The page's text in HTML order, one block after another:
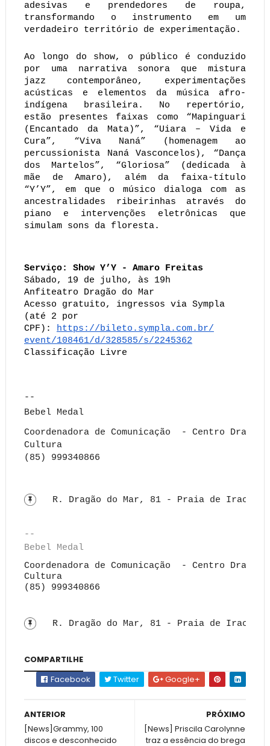
adesivas e prendedores de roupa,
transformando o instrumento em um
verdadeiro território de experimentação.
Ao longo do show, o público é conduzido
por uma narrativa sonora que mistura
jazz contemporâneo, experimentações
acústicas e elementos da música afro-
indígena brasileira. No repertório,
estão presentes faixas como “Mapinguari
(Encantado da Mata)”, “Uiara – Vida e
Cura”, “Viva Naná” (homenagem ao
percussionista Naná Vasconcelos), “Dança
dos Martelos”, “Gloriosa” (dedicada à
mãe de Amaro), além da faixa-título
“Y’Y”, em que o músico dialoga com as
ancestralidades ribeirinhas através do
piano e intervenções eletrônicas que
simulam sons da floresta.
Serviço: Show Y’Y - Amaro Freitas
Sábado, 19 de julho, às 19h
Anfiteatro Dragão do Mar
Acesso gratuito, ingressos via Sympla
(até 2 por
CPF): https://bileto.sympla.com.br/
event/108461/d/328585/s/2245362
Classificação Livre
--
Bebel Medal
Coordenadora de Comunicação - Centro
Cultura
(85) 999340866
R. Dragão do Mar, 81 - Praia de
--
Bebel Medal
Coordenadora de Comunicação - Centro
Cultura
(85) 999340866
R. Dragão do Mar, 81 - Praia de
COMPARTILHE
Facebook
Twitter Google+
PRÓXIMO
[News] Priscila Carolynne
traz a essência do brega
ANTERIOR
[News]Grammy, 100
discos e desconhecido